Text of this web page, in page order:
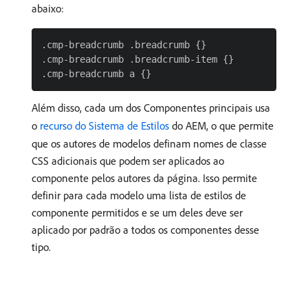
abaixo:
.cmp-breadcrumb .breadcrumb {}
.cmp-breadcrumb .breadcrumb-item {}
Além disso, cada um dos Componentes principais usa
o recurso do Sistema de Estilos do AEM, o que permite
que os autores de modelos definam nomes de classe
CSS adicionais que podem ser aplicados ao
componente pelos autores da página. Isso permite
definir para cada modelo uma lista de estilos de
componente permitidos e se um deles deve ser
aplicado por padrão a todos os componentes desse
tipo.